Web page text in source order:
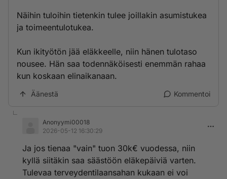
Näihin tuloihin tietenkin tulee joillakin asumistukea
ja toimeentulotukea.
Kun ikityötön jää eläkkeelle, niin hänen tulotaso
nousee. Hän saa todennäköisesti enemmän rahaa
kun koskaan elinaikanaan.
Äänestä Kommentoi
Anonyymi00018
2026-05-12 16:30:29
Ja jos tienaa "vain" tuon 30k€ vuodessa, niin
kyllä siitäkin saa säästöön eläkepäiviä varten.
Tulevaa terveydentilaansahan kukaan ei voi